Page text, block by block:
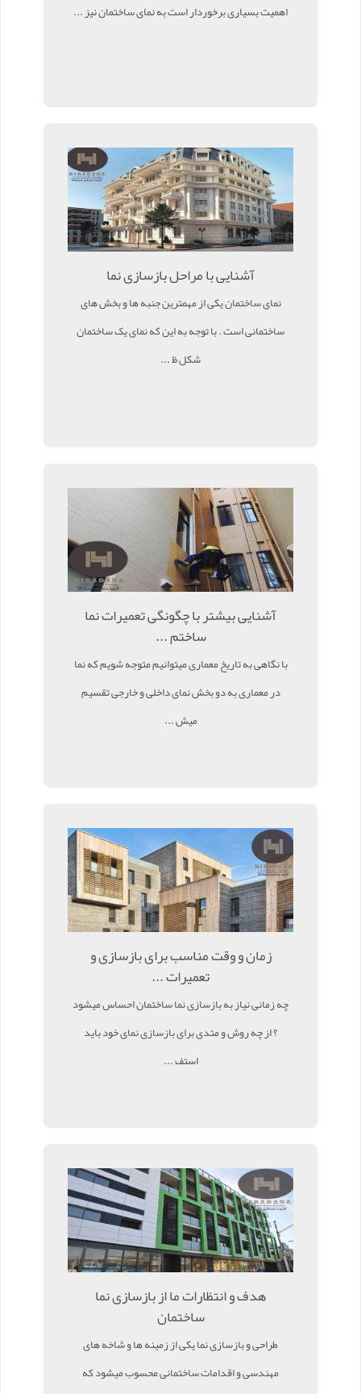
اهمیت بسیاری برخوردار است به نمای ساختمان نیز ...
آشنایی با مراحل بازسازی نما
نمای ساختمان یکی از مهمترین جنبه ها و بخش های
ساختمانی است . با توجه به این که نمای یک ساختمان
شکل ظ ...
آشنایی بیشتر با چگونگی تعمیرات نما
ساختم ...
با نگاهی به تاریخ معماری میتوانیم متوجه شویم که نما
در معماری به دو بخش نمای داخلی و خارجی تقسیم
میش ...
زمان و وقت مناسب برای بازسازی و
تعمیرات ...
چه زمانی نیاز به بازسازی نما ساختمان احساس میشود
؟ از چه روش و متدی برای بازسازی نمای خود باید
استف ...
هدف و انتظارات ما از بازسازی نما
ساختمان
طراحی و بازسازی نما یکی از زمینه ها و شاخه های
مهندسی و اقدامات ساختمانی محسوب میشود که